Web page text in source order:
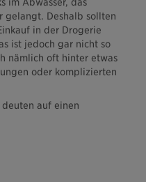
gelangt. Deshalb sollten
in der Drogerie
ist jedoch gar nicht so
nämlich oft hinter etwas
oder komplizierten
auf einen